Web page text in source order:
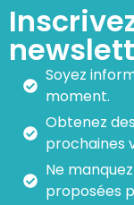
Soyez
moment.
Obtenez
prochaines
Ne
proposées